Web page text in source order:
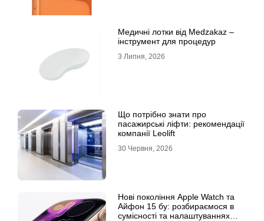
Медичні лотки від Medzakaz –
інструмент для процедур
3 Липня, 2026
Що потрібно знати про
пасажирські ліфти: рекомендації
компанії Leolift
30 Червня, 2026
Нові покоління Apple Watch та
Айфон 15 бу: розбираємося в
сумісності та налаштуваннях